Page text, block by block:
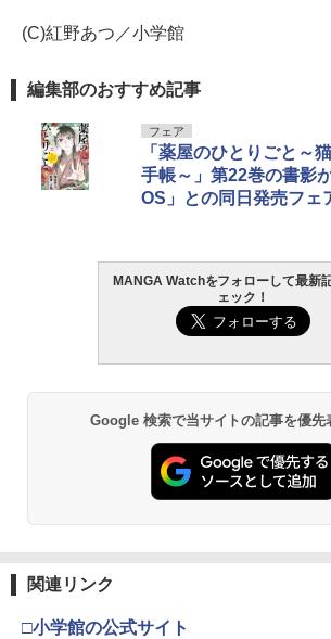
(C)紅野あつ／小学館
編集部のおすすめ記事
フェア
「薬屋のひとりごと～
手帳～」第22巻の書影
OS」との同日発売フェ
MANGA Watchをフォローして最新
ェック！
Google 検索で当サイトの記事を優先
関連リンク
□小学館の公式サイト